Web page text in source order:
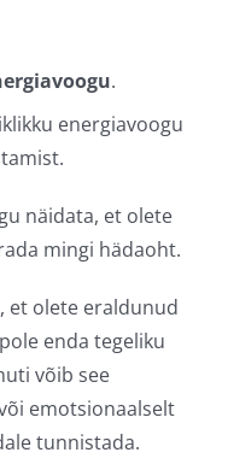
.
energiavoogu
näidata, et olete
mingi hädaoht.
et olete eraldunud
enda tegeliku
võib see
emotsionaalselt
tunnistada.